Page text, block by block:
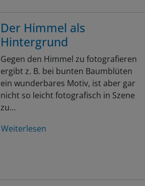
Der Himmel als
Hintergrund
Gegen den Himmel zu fotografieren
ergibt z. B. bei bunten Baumblüten
ein wunderbares Motiv, ist aber gar
nicht so leicht fotografisch in Szene
zu…
Weiterlesen